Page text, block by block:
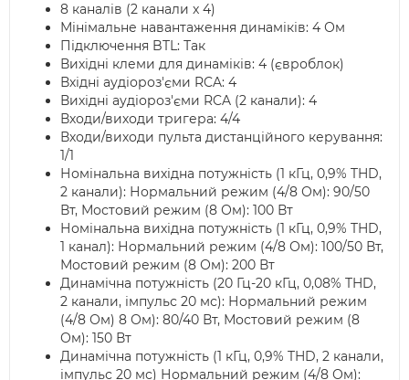
8 каналів (2 канали x 4)
Мінімальне навантаження динаміків: 4 Ом
Підключення BTL: Так
Вихідні клеми для динаміків: 4 (євроблок)
Вхідні аудіороз'єми RCA: 4
Вихідні аудіороз'єми RCA (2 канали): 4
Входи/виходи тригера: 4/4
Входи/виходи пульта дистанційного керування:
1/1
Номінальна вихідна потужність (1 кГц, 0,9% THD,
2 канали): Нормальний режим (4/8 Ом): 90/50
Вт, Мостовий режим (8 Ом): 100 Вт
Номінальна вихідна потужність (1 кГц, 0,9% THD,
1 канал): Нормальний режим (4/8 Ом): 100/50 Вт,
Мостовий режим (8 Ом): 200 Вт
Динамічна потужність (20 Гц-20 кГц, 0,08% THD,
2 канали, імпульс 20 мс): Нормальний режим
(4/8 Ом) 8 Ом): 80/40 Вт, Мостовий режим (8
Ом): 150 Вт
Динамічна потужність (1 кГц, 0,9% THD, 2 канали,
імпульс 20 мс) Нормальний режим (4/8 Ом):